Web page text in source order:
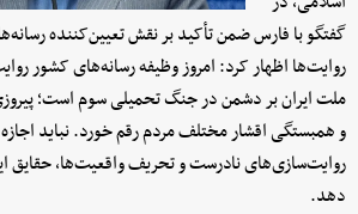
گفتگو با فارس ضمن تأکید بر نقش تعیین‌کننده
روایت‌ها اظهار کرد: امروز وظیفه رسانه‌های کشور
ملت ایران بر دشمن در جنگ تحمیلی سوم است؛
و همبستگی اقشار مختلف مردم رقم خورد. نباید
روایت‌سازی‌های نادرست و تحریف واقعیت‌ها، حقایق
دهد.